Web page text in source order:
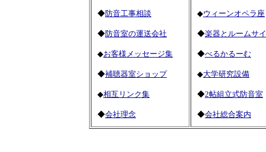
◆防音工事相談
◆防音室の運送会社
◆お客様メッセージ集
◆補聴器室ショップ
◆相互リンク集
◆会社理念
◆ウィーンオペラ座
◆楽器とルームサ
◆べるかるーむ
◆大学研究設備
◆2帖組立式防音室
◆会社総合案内